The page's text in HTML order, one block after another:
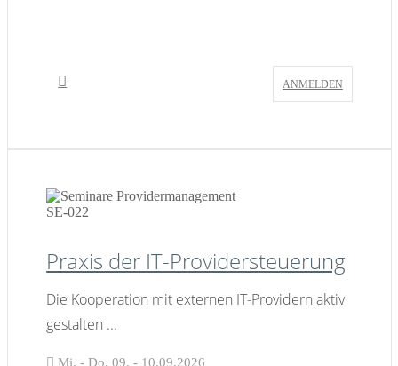
ANMELDEN
SE-022
Praxis der IT-Providersteuerung
Die Kooperation mit externen IT-Providern aktiv
gestalten ...
Mi. - Do. 09. - 10.09.2026